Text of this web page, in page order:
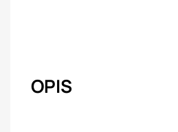
OPIS